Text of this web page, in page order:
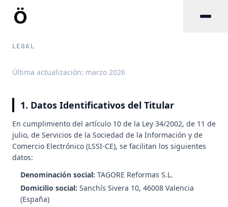
InicioReforma de Baños
LEGAL
Última actualización: marzo 2026
1. Datos Identificativos del Titular
En cumplimiento del artículo 10 de la Ley 34/2002, de 11 de
julio, de Servicios de la Sociedad de la Información y de
Comercio Electrónico (LSSI-CE), se facilitan los siguientes
datos:
Denominación social: TAGORE Reformas S.L.
Domicilio social: Sanchís Sivera 10, 46008 Valencia
(España)